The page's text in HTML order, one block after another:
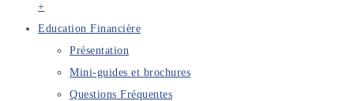
+
Education Financière
Présentation
Mini-guides et brochures
Questions Fréquentes